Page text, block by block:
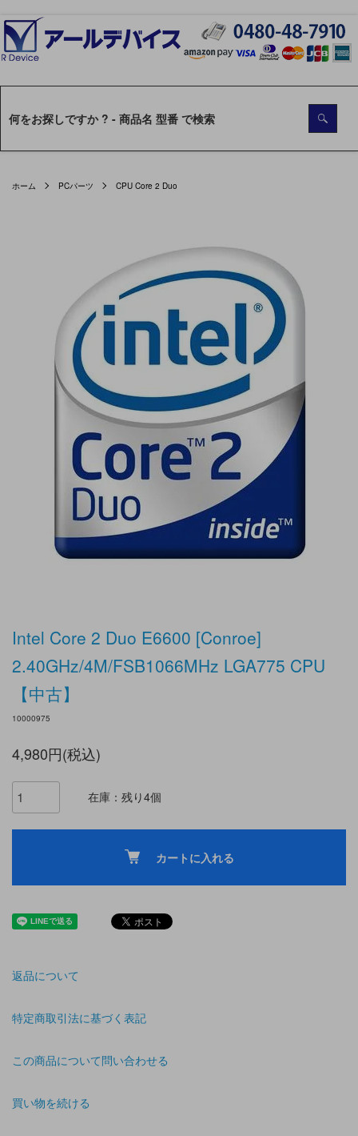
ホーム PCパーツ CPU Core 2 Duo
Intel Core 2 Duo E6600 [Conroe]
2.40GHz/4M/FSB1066MHz LGA775 CPU
【中古】
10000975
4,980円(税込)
在庫：残り4個
カートに入れる
返品について
特定商取引法に基づく表記
この商品について問い合わせる
買い物を続ける